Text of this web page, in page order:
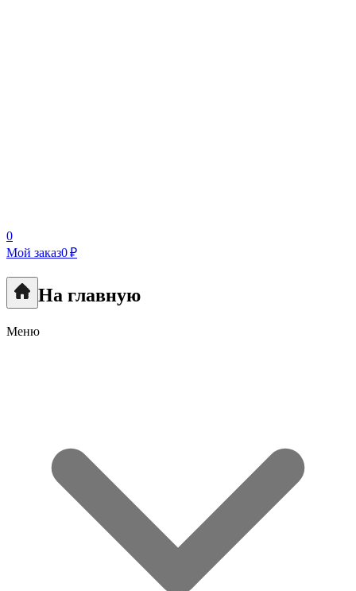
0
Мой заказ0 ₽
На главную
Меню